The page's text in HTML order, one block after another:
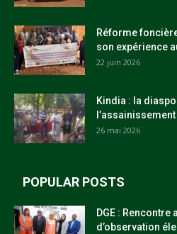
Réforme
son expérience
22 juin 2026
Kindia : la
26 mai 2026
POPULAR POSTS
DGE :
d’observation